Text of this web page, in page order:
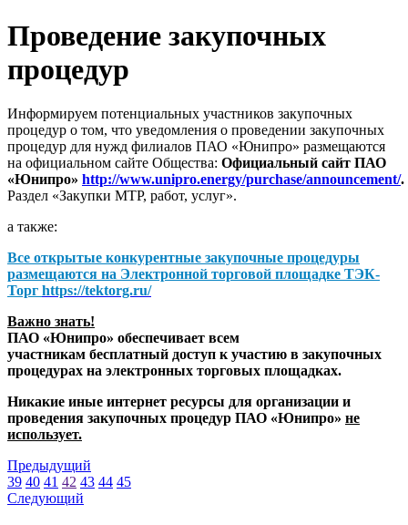
Проведение закупочных
процедур
Информируем потенциальных участников закупочных
процедур о том, что уведомления о проведении закупочных
процедур для нужд филиалов ПАО «Юнипро» размещаются
на официальном сайте Общества: Официальный сайт ПАО
«Юнипро» http://www.unipro.energy/purchase/announcement/.
Раздел «Закупки МТР, работ, услуг».
а также:
Все открытые конкурентные закупочные процедуры
размещаются на Электронной торговой площадке ТЭК-
Торг https://tektorg.ru/
Важно знать!
ПАО «Юнипро» обеспечивает всем
участникам бесплатный доступ к участию в закупочных
процедурах на электронных торговых площадках.
Никакие иные интернет ресурсы для организации и
проведения закупочных процедур ПАО «Юнипро» не
использует.
Предыдущий
39 40 41 42 43 44 45
Следующий